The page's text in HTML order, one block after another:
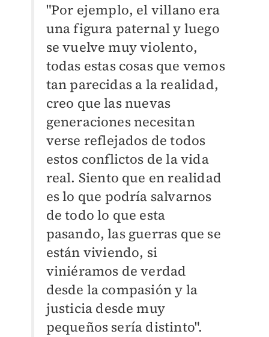
"Por ejemplo, el villano era
una figura paternal y luego
se vuelve muy violento,
todas estas cosas que vemos
tan parecidas a la realidad,
creo que las nuevas
generaciones necesitan
verse reflejados de todos
estos conflictos de la vida
real. Siento que en realidad
es lo que podría salvarnos
de todo lo que esta
pasando, las guerras que se
están viviendo, si
viniéramos de verdad
desde la compasión y la
justicia desde muy
pequeños sería distinto".